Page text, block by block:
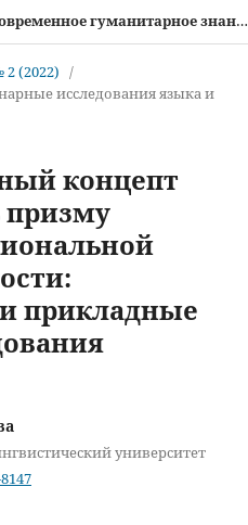
Исследования языка и современное гуманитарное знание
(2022) /
исследования языка и
концепт
прикладные
университет